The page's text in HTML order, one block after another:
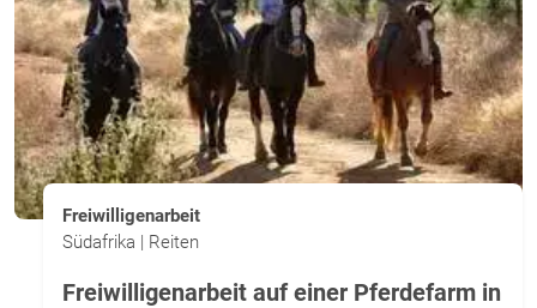
Freiwilligenarbeit
Südafrika | Reiten
Freiwilligenarbeit auf einer Pferdefarm in